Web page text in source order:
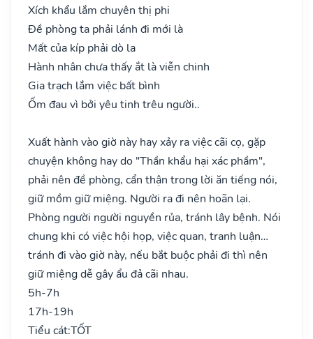
Xích khẩu lắm chuyên thị phi
Đề phòng ta phải lánh đi mới là
Mất của kíp phải dò la
Hành nhân chưa thấy ắt là viễn chinh
Gia trạch lắm việc bất bình
Ốm đau vì bởi yêu tinh trêu người..
Xuất hành vào giờ này hay xảy ra việc cãi cọ, gặp
chuyện không hay do "Thần khẩu hại xác phầm",
phải nên đề phòng, cẩn thận trong lời ăn tiếng nói,
giữ mồm giữ miệng. Người ra đi nên hoãn lại.
Phòng người người nguyền rủa, tránh lây bệnh. Nói
chung khi có việc hội họp, việc quan, tranh luận…
tránh đi vào giờ này, nếu bắt buộc phải đi thì nên
giữ miệng dễ gây ẩu đả cãi nhau.
5h-7h
17h-19h
Tiểu cát:TỐT